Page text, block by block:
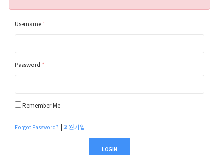
Username *
Password *
Remember Me
Forgot Password? | 회원가입
LOGIN